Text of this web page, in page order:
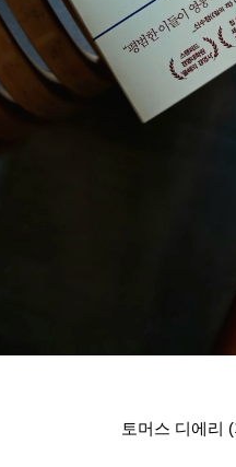
토머스 디에리